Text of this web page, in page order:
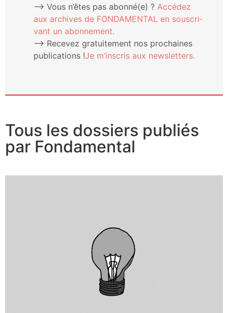
⟶ Vous n’êtes pas abonné(e) ? Accé­dez
aux archives de FONDAMENTAL en sous­cri­
vant un abonnement.
⟶ Rece­vez gra­tui­te­ment nos pro­chaines
publi­ca­tions !Je m’ins­cris aux newsletters.
Tous les dossiers publiés
par Fondamental